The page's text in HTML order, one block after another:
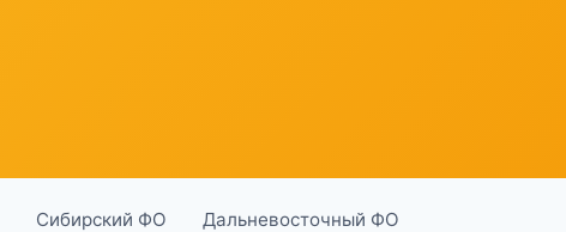
Сибирский ФО Дальневосточный ФО